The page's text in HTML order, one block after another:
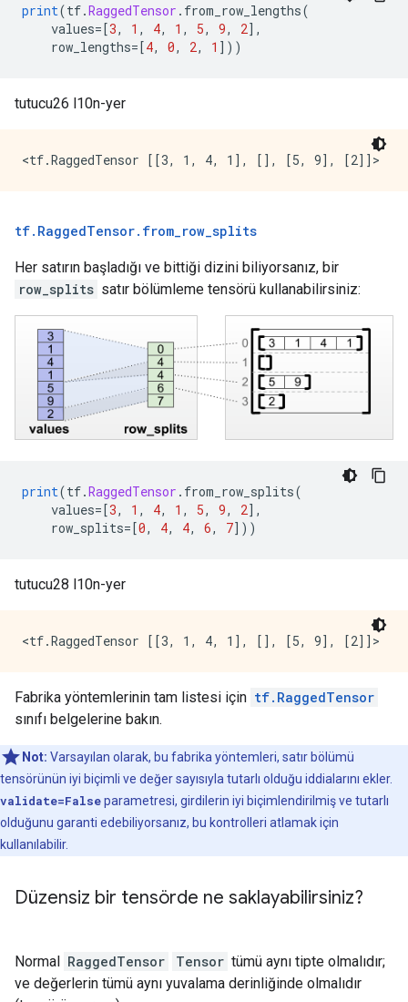
print(tf.RaggedTensor . from_row_lengths(
values=[3, 1 , 4, 1 , 5, 9, 2],
row_lengths=[4, 0, 2, 1 ]))
tutucu26 l10n-yer
tf. RaggedTensor. from row splits
Her satırın başladığı ve bittiği dizini biliyorsanız, bir
row_splits satır bölümleme tensörü kullanabilirsiniz:
print(tf.RaggedTensor . from_row_splits(
values=[3, 1 , 4, 1 , 5, 9, 2],
row_splits=[0, 4, 4, 6, 7]))
tutucu28 l10n-yer
Fabrika yöntemlerinin tam listesi için tf.RaggedTensor
sınıfı belgelerine bakın.
Not: Varsayılan olarak, bu fabrika yöntemleri, satır bölümü
tensörünün iyi biçimli ve değer sayısıyla tutarlı olduğu iddialarını ekler.
validate=Falseparametresi, girdilerin iyi biçimlendirilmiş ve tutarlı
olduğunu garanti edebiliyorsanız, bu kontrolleri atlamak için
kullanılabilir.
Düzensiz bir tensörde ne saklayabilirsiniz?
Normal RaggedTensor Tensor tümü aynı tipte olmalıdır;
ve değerlerin tümü aynı yuvalama derinliğinde olmalıdır